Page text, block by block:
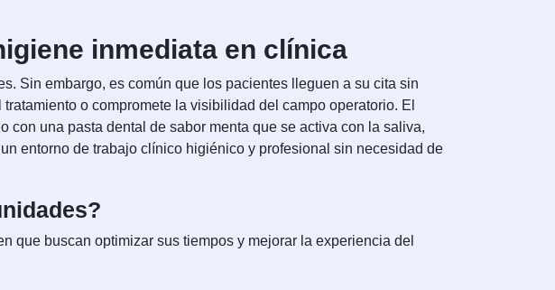
inmediata en clínica
Sin embargo, es común que los pacientes lleguen a su cita sin
o compromete la visibilidad del campo operatorio. El
con una pasta dental de sabor menta que se activa con la saliva,
entorno de trabajo clínico higiénico y profesional sin necesidad de
que buscan optimizar sus tiempos y mejorar la experiencia del